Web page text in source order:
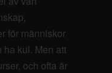
för människor
ha kul. Men att
och ofta är